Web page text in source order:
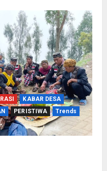
KABAR DESA
PERISTIWA
Trends